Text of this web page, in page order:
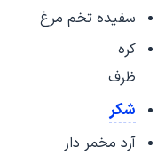
سفیده تخم مرغ 3
ظرف
شکر
آرد مخمر دار 75 گرم (نصف